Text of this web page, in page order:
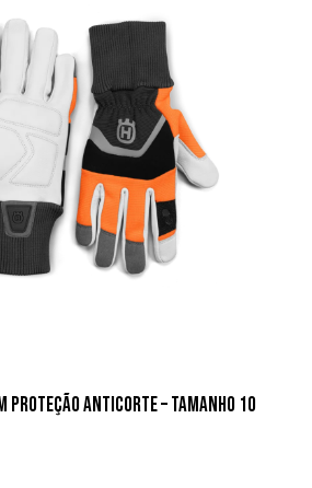
PROTEÇÃO ANTICORTE – TAMANHO 10